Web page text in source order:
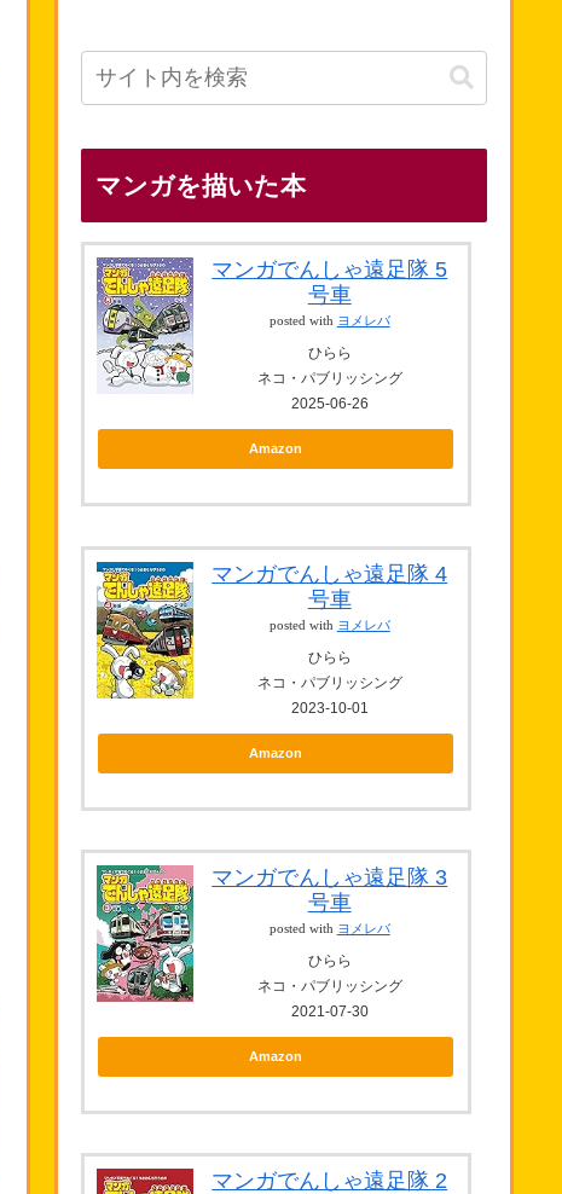
マンガを描いた本
マンガでんしゃ遠足隊 5
号車
posted with ヨメレバ
ひらら
ネコ・パブリッシング
2025-06-26
Amazon
マンガでんしゃ遠足隊 4
号車
posted with ヨメレバ
ひらら
ネコ・パブリッシング
2023-10-01
Amazon
マンガでんしゃ遠足隊 3
号車
posted with ヨメレバ
ひらら
ネコ・パブリッシング
2021-07-30
Amazon
マンガでんしゃ遠足隊 2